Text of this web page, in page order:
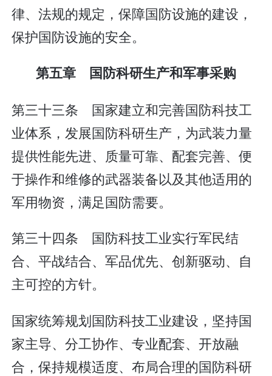
律、法规的规定，保障国防设施的建设，
保护国防设施的安全。
第五章 国防科研生产和军事采购
第三十三条 国家建立和完善国防科技工
业体系，发展国防科研生产，为武装力量
提供性能先进、质量可靠、配套完善、便
于操作和维修的武器装备以及其他适用的
军用物资，满足国防需要。
第三十四条 国防科技工业实行军民结
合、平战结合、军品优先、创新驱动、自
主可控的方针。
国家统筹规划国防科技工业建设，坚持国
家主导、分工协作、专业配套、开放融
合，保持规模适度、布局合理的国防科研